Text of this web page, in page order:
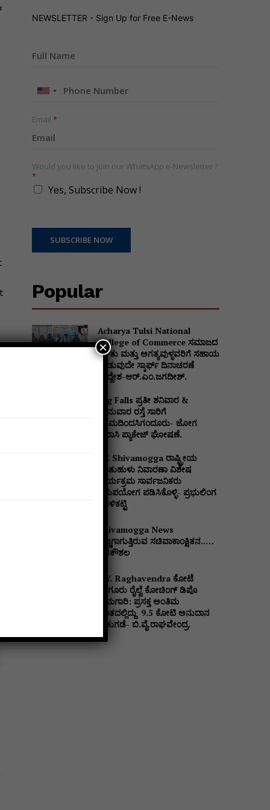
NEWSLETTER - Sign Up for Free E-News
United
+1
Email *
Would you like to join our WhatsApp e-Newsletter ?
*
Yes, Subscribe Now !
SUBSCRIBE NOW
Popular
Acharya Tulsi National
College of Commerce ಸಮಾಜದ
ಒಳಿತು ಮತ್ತು ಅಗತ್ಯವುಳ್ಳವರಿಗೆ ಸಹಾಯ
ನೀಡುವುದೇ ಸ್ಕಾರ್ಫ್ ದಿನಾಚರಣೆ
ಉದ್ದೇಶ-ಆರ್.ಎಂ.ಜಗದೀಶ್.
Jog Falls ಪ್ರತೀ ಶನಿವಾರ &
ಭಾನುವಾರ ರಸ್ತೆ ಸಾರಿಗೆ
ನಿಗಮದಿಂದಸಿಗಂದೂರು- ಜೋಗ
ಪ್ರವಾಸಿ ಪ್ಯಾಕೇಜ್ ಘೋಷಣೆ.
DC Shivamogga ರಾಷ್ಟ್ರೀಯ
ಜಂತುಹುಳು ನಿವಾರಣಾ ವಿಶೇಷ
ಕಾರ್ಯಕ್ರಮ ಸಾರ್ವಜನಿಕರು
ಸದುಪಯೋಗ ಪಡಿಸಿಕೊಳ್ಳಿ- ಪ್ರಭುಲಿಂಗ
ಕವಳಿಕಟ್ಟಿ
Shivamogga News
ಥಣ್ಣಗಾಗುತ್ತಿರುವ ಸಚಿವಾಕಾಂಕ್ಷಿತನ..…
ಶಿವಕೌಶಲ
B.Y. Raghavendra ಕೋಟೆ
ಗಂಗೂರು ರೈಲ್ವೆ ಕೋಚಿಂಗ್ ಡಿಪೊ
ಕಾಮಗಾರಿ: ಪ್ರಸಕ್ತ ಅಂತಿಮ
ಹಂತದಲ್ಲಿದ್ದು ₹ 9.5 ಕೋಟಿ ಅನುದಾನ
ಬಿಡುಗಡೆ- ಬಿ.ವೈ.ರಾಘವೇಂದ್ರ.
×